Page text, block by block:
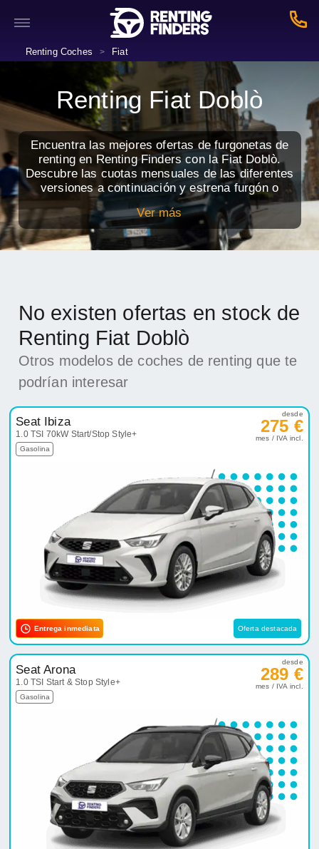
Renting Coches > Fiat
Renting Fiat Doblò
Encuentra las mejores ofertas de furgonetas de
renting en Renting Finders con la Fiat Doblò.
Descubre las cuotas mensuales de las diferentes
versiones a continuación y estrena furgón o
furgoneta nueva con todos los servicios
incluidos.
Ver más
No existen ofertas en stock de
Renting Fiat Doblò
Otros modelos de coches de renting que te
podrían interesar
Seat Ibiza
1.0 TSI 70kW Start/Stop Style+
Gasolina
desde
275 €
mes / IVA incl.
Entrega inmediata Oferta destacada
Seat Arona
1.0 TSI Start & Stop Style+
Gasolina
desde
289 €
mes / IVA incl.